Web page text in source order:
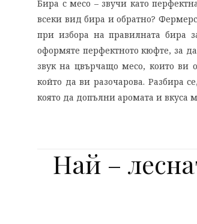
Бира с месо – звучи като
всеки вид бира и обратно?
при избора на правилната бира
оформяте перфектното кюфте, за
звук на цвърчащо месо, които ви
който да ви разочарова. Разбира
която да допълни аромата и вкуса
Най –